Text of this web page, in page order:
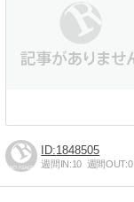
1848505
週間IN:10 週間OUT:0